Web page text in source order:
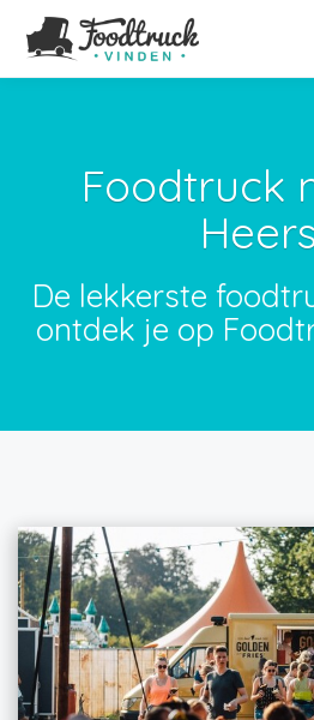
Foodtruck
De lekkerste
ontdek je op